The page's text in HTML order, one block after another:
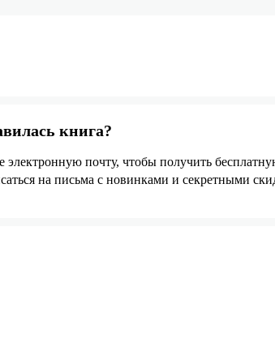
книга?
электронную почту, чтобы получить
на письма с новинками и секретными